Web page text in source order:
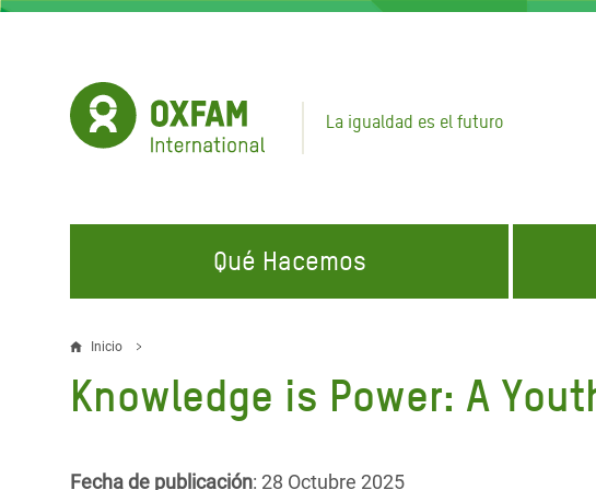
Pasar
La igualdad es el futuro
Qué Hacemos
EN QUÉ TRABAJAMOS
Agua y Servicios de
Saneamiento
Gaza Crisis Appeal
ÚNETE A NUESTRAS CAMPAÑAS
Climate Justice
Únete a Nuestra Comunidad para
enlaces
Inicio
Knowledge is Power: A
Fecha de publicación: 28 Octubre 2025